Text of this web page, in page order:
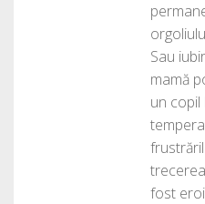
Sau
mamă
un copil
fost